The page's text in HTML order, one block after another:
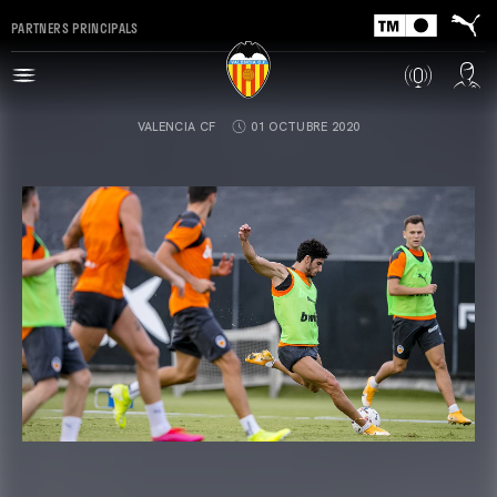
PARTNERS PRINCIPALS
VALENCIA CF 01 OCTUBRE 2020